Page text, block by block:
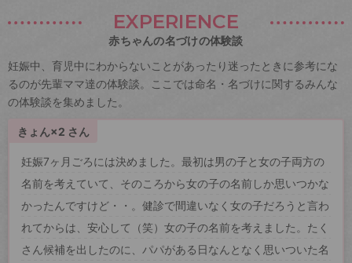
EXPERIENCE
赤ちゃんの名づけの体験談
妊娠中、育児中にわからないことがあったり迷ったときに参考にな
るのが先輩ママ達の体験談。ここでは命名・名づけに関するみんな
の体験談を集めました。
きょん×2 さん
妊娠7ヶ月ごろには決めました。最初は男の子と女の子両方の
名前を考えていて、そのころから女の子の名前しか思いつかな
かったんですけど・・。健診で間違いなく女の子だろうと言わ
れてからは、安心して（笑）女の子の名前を考えました。たく
さん候補を出したのに、パパがある日なんとなく思いついた名